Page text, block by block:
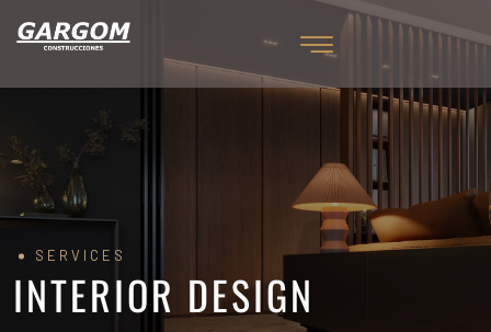
SERVICES
INTERIOR DESIGN